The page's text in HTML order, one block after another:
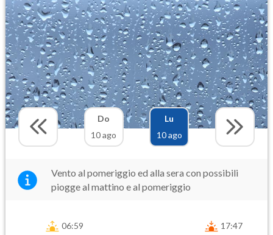
Do
10 ago
Lu
10 ago
Vento al pomeriggio ed alla sera con possibili
piogge al mattino e al pomeriggio
06:59 17:47